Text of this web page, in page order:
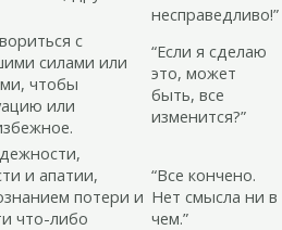
несправедливо!”
с
силами или
чтобы
или
“Если я сделаю
это, может
быть, все
изменится?”
и апатии,
потери и
что-либо
“Все кончено.
Нет смысла ни в
чем.”